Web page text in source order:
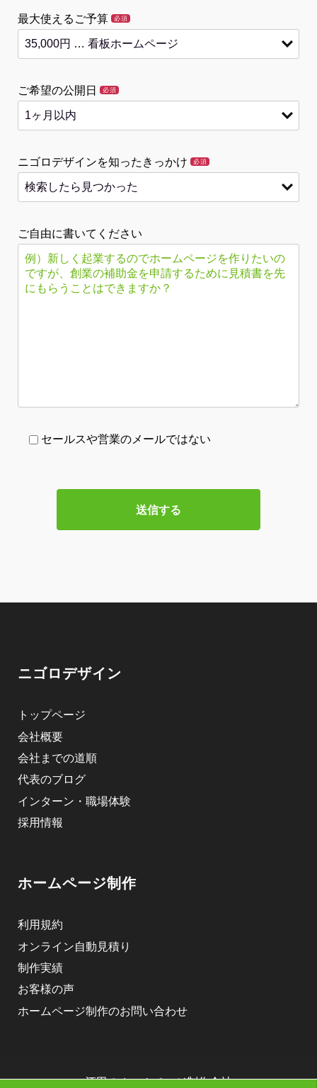
最大使えるご予算 必須
ご希望の公開日 必須
ニゴロデザインを知ったきっかけ 必須
ご自由に書いてください
セールスや営業のメールではない
ニゴロデザイン
トップページ
会社概要
会社までの道順
代表のブログ
インターン・職場体験
採用情報
ホームページ制作
利用規約
オンライン自動見積り
制作実績
お客様の声
ホームページ制作のお問い合わせ
酒田のホームページ制作会社